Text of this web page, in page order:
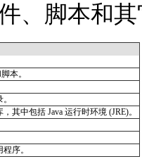
、脚本和
本。
，其中包括 Java 运行时环境 (JRE)。
序。